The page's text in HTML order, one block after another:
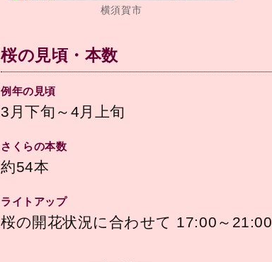
横須賀市
桜の見頃・本数
例年の見頃
3月下旬～4月上旬
さくらの本数
約54本
ライトアップ
桜の開花状況に合わせて 17:00～21:00